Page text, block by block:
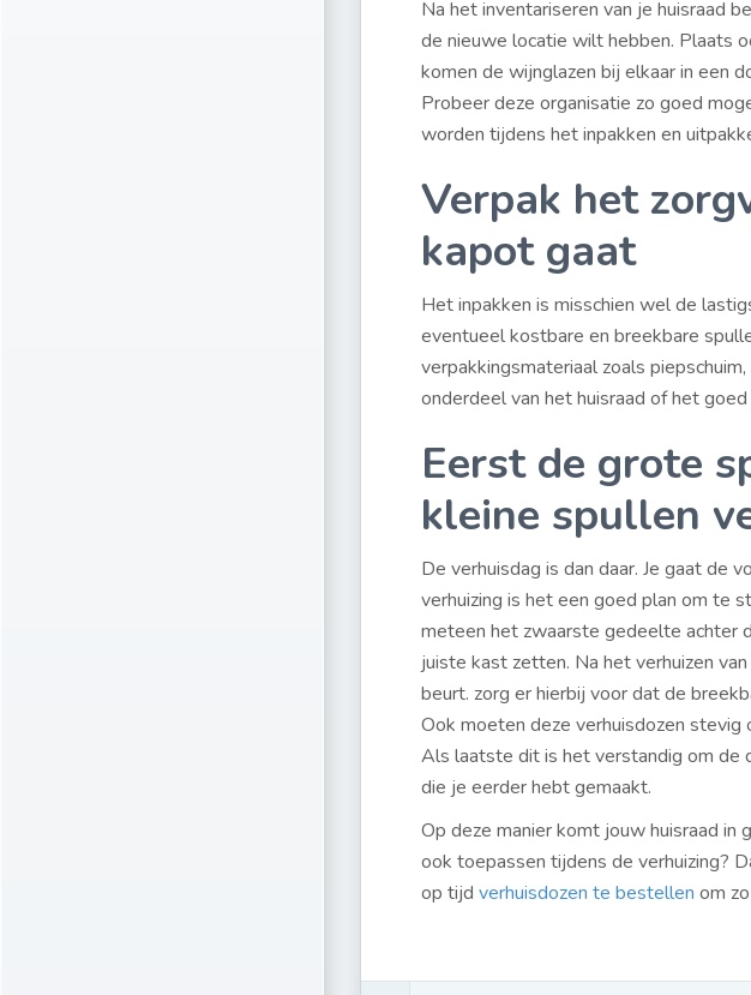
Na het inventariseren van je huisraad
de nieuwe locatie wilt hebben. Plaats
komen de wijnglazen bij elkaar in een
Probeer deze organisatie zo goed
worden tijdens het inpakken en
Verpak het
kapot gaat
Het inpakken is misschien wel de
eventueel kostbare en breekbare
verpakkingsmateriaal zoals
onderdeel van het huisraad of het
Eerst de grote
kleine spullen
De verhuisdag is dan daar. Je gaat de
verhuizing is het een goed plan om te
meteen het zwaarste gedeelte achter
juiste kast zetten. Na het verhuizen
beurt. zorg er hierbij voor dat de
Ook moeten deze verhuisdozen stevig
Als laatste dit is het verstandig om de
die je eerder hebt gemaakt.
Op deze manier komt jouw huisraad in
ook toepassen tijdens de verhuizing?
op tijd verhuisdozen te bestellen om